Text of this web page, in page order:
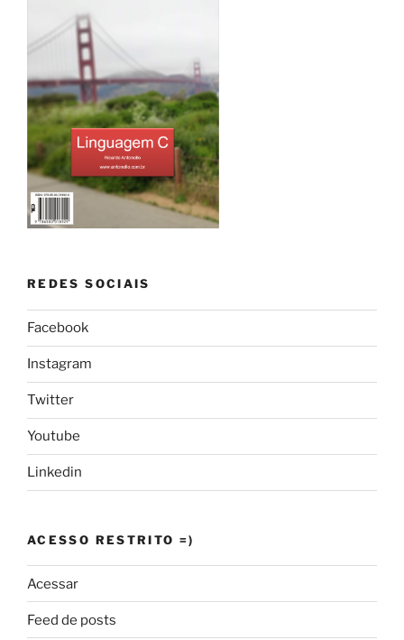
REDES SOCIAIS
Facebook
Instagram
Twitter
Youtube
Linkedin
ACESSO RESTRITO =)
Acessar
Feed de posts